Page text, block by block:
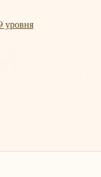
уровня